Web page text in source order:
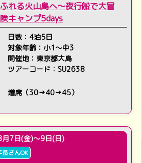
れる火山島へ～夜行船で大冒
キャンプ5days
日数：4泊5日
対象年齢：小1～中3
開催地：東京都大島
ツアーコード：SU2638
増席（30→40→45）
7日(金)～9日(日)
長さんOK